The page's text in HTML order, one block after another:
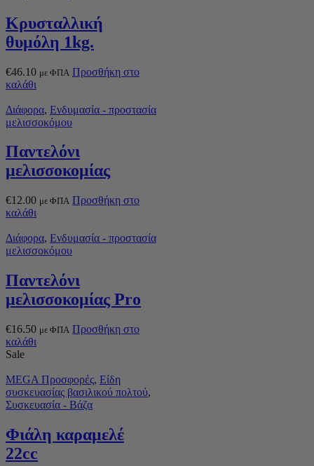
Κρυσταλλική
θυμόλη 1kg.
€46.10 με ΦΠΑ Προσθήκη στο
καλάθι
Διάφορα, Ενδυμασία - προστασία
μελισσοκόμου
Παντελόνι
μελισσοκομίας
€12.00 με ΦΠΑ Προσθήκη στο
καλάθι
Διάφορα, Ενδυμασία - προστασία
μελισσοκόμου
Παντελόνι
μελισσοκομίας Pro
€16.50 με ΦΠΑ Προσθήκη στο
καλάθι
Sale
MEGA Προσφορές, Είδη
συσκευασίας βασιλικού πολτού,
Συσκευασία - Βάζα
Φιάλη καραμελέ
22cc